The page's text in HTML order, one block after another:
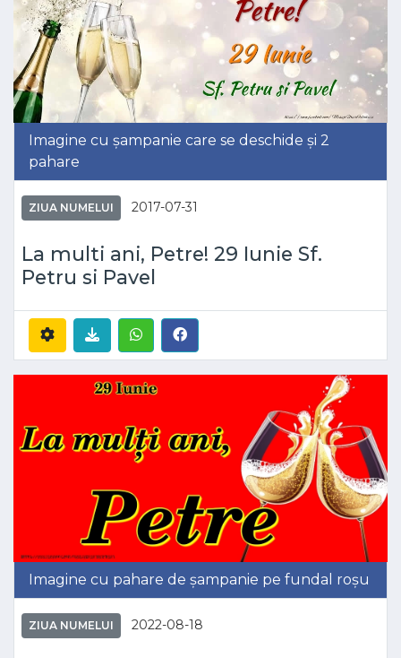
Imagine cu șampanie care se deschide și 2
pahare
ZIUA NUMELUI 2017-07-31
La multi ani, Petre! 29 Iunie Sf.
Petru si Pavel
Imagine cu pahare de șampanie pe fundal roșu
ZIUA NUMELUI 2022-08-18